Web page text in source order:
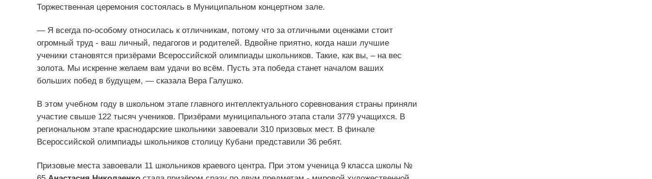
Торжественная церемония состоялась в Муниципальном концертном зале.
— Я всегда по-особому относилась к отличникам, потому что за отличными оценками стоит
огромный труд - ваш личный, педагогов и родителей. Вдвойне приятно, когда наши лучшие
ученики становятся призёрами Всероссийской олимпиады школьников. Такие, как вы, – на вес
золота. Мы искренне желаем вам удачи во всём. Пусть эта победа станет началом ваших
больших побед в будущем, — сказала Вера Галушко.
В этом учебном году в школьном этапе главного интеллектуального соревнования страны приняли
участие свыше 122 тысяч учеников. Призёрами муниципального этапа стали 3779 учащихся. В
региональном этапе краснодарские школьники завоевали 310 призовых мест. В финале
Всероссийской олимпиады школьников столицу Кубани представили 36 ребят.
Призовые места завоевали 11 школьников краевого центра. При этом ученица 9 класса школы №